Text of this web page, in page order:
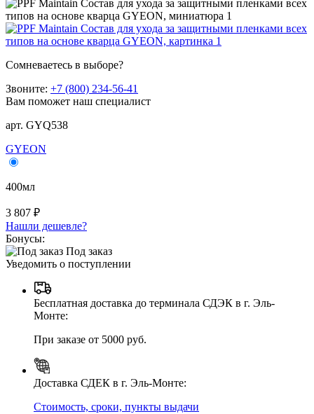
Сомневаетесь в выборе?
Звоните: +7 (800) 234-56-41
Вам поможет наш специалист
арт. GYQ538
GYEON
400мл
3 807 ₽
Нашли дешевле?
Бонусы:
Под заказ
Уведомить о поступлении
Бесплатная доставка до терминала СДЭК в г. Эль-
Монте:
При заказе от 5000 руб.
Доставка СДЕК в г. Эль-Монте:
Стоимость, сроки, пункты выдачи